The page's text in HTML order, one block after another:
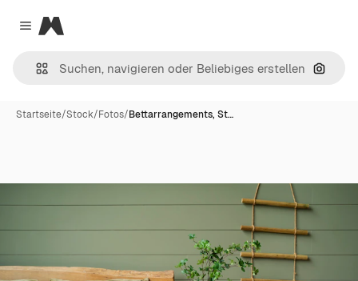
Close menu
Magnific
Nach
Startseite/Stock/Fotos/Bettarrangements, St…